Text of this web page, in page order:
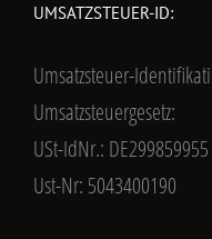
UMSATZSTEUER-ID:
Umsatzsteuer-
Umsatzsteuergesetz:
USt-IdNr.: DE299859955
Ust-Nr: 5043400190